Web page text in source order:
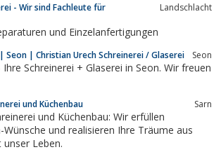
- Wir sind Fachleute für
Landschlacht
und Einzelanfertigungen
Seon | Christian Urech Schreinerei / Glaserei Seon
Schreinerei + Glaserei in Seon. Wir freuen
und Küchenbau Sarn
Wünsche und realisieren Ihre Träume aus
unser Leben.